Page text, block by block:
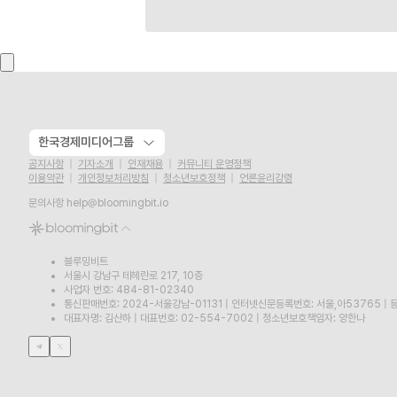
한국경제미디어그룹
공지사항 기자소개 인재채용
커뮤니티 운영정책
이용약관
개인정보처리방침 청소년보호정책
언론윤리강령
문의사항 help@bloomingbit.io
블루밍비트
서울시 강남구 테헤란로 217, 10층
사업자 번호: 484-81-02340
통신판매번호: 2024-서울강남-01131
인터넷신문등록번호: 서울,아53765
대표자명: 김산하
대표번호: 02-554-7002 청소년보호책임자: 양한나